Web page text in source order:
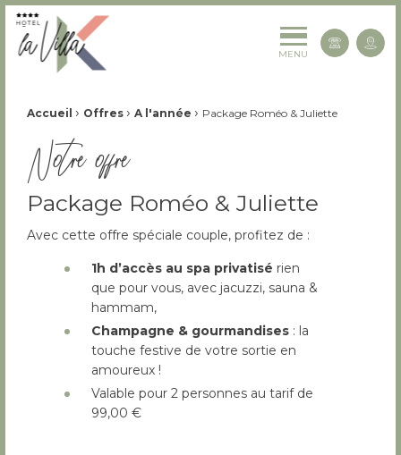
La Villa K Hôtel Spa Restaurant 4 étoiles
MENU
Fil d'Ariane :
Accueil › Offres › A l'année › Package Roméo & Juliette
Notre offre
Package Roméo & Juliette
Avec cette offre spéciale couple, profitez de :
1h d’accès au spa privatisé rien
que pour vous, avec jacuzzi, sauna &
hammam,
Champagne & gourmandises : la
touche festive de votre sortie en
amoureux !
Valable pour 2 personnes au tarif de
99,00 €